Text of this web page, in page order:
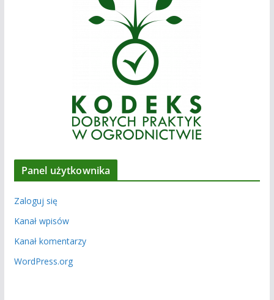
Panel użytkownika
Zaloguj się
Kanał wpisów
Kanał komentarzy
WordPress.org